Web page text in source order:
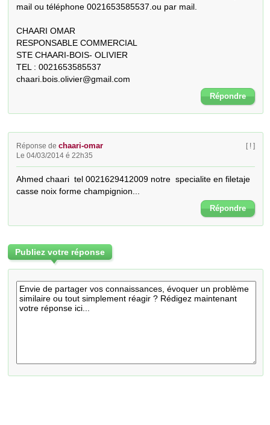
mail ou téléphone 0021653585537.ou par mail.
CHAARI OMAR
RESPONSABLE COMMERCIAL
STE CHAARI-BOIS- OLIVIER
TEL : 0021653585537
chaari.bois.olivier@gmail.com
Répondre
Réponse dechaari-omar
Le 04/03/2014 é 22h35
[ ! ]
Ahmed chaari  tel 0021629412009 notre  specialite en filetaje
casse noix forme champignion...
Répondre
Publiez votre réponse